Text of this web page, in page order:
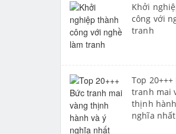
Khởi
công với
tranh
Top 20+++
tranh mai
thịnh
nghĩa